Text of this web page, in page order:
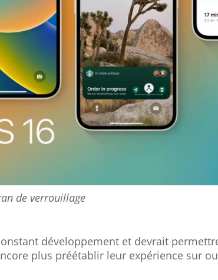
de verrouillage
développement et devrait
plus préétablir leur expérience sur